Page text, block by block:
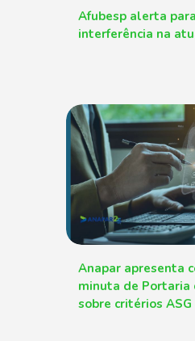
Afubesp alerta
interferência na
Anapar apresenta
minuta de Portaria
sobre critérios ASG